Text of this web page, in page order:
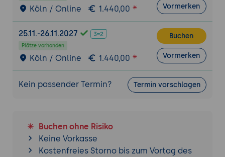
Transformationslogik:Nutzung von
Datenmappings und Transformationen.
Automatisierung und DevOps
CI/CD-Integration:Integration von
Mulesoft Anypoint in Continuous
Integration/Continuous Deployment
CLI und Management APIs zur
Automatisierung der API-Verwaltung und -
Bereitstellung.
Köln / Online 1.440,00 Vormerken
25.11.-26.11.2027
Plätze vorhanden
Köln / Online 1.440,00
Buchen
Vormerken
Kein passender Termin? Termin vorschlagen
Buchen ohne Risiko
Keine Vorkasse
Kostenfreies Storno bis zum Vortag des